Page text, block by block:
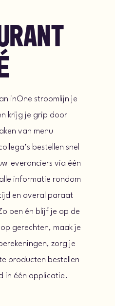
inOne stroomlijn je
krijg je grip door
van menu
bestellen snel
leveranciers via één
informatie rondom
en overal paraat
ben én blijf je op de
gerechten, maak je
zorg je
producten bestellen
in één applicatie.